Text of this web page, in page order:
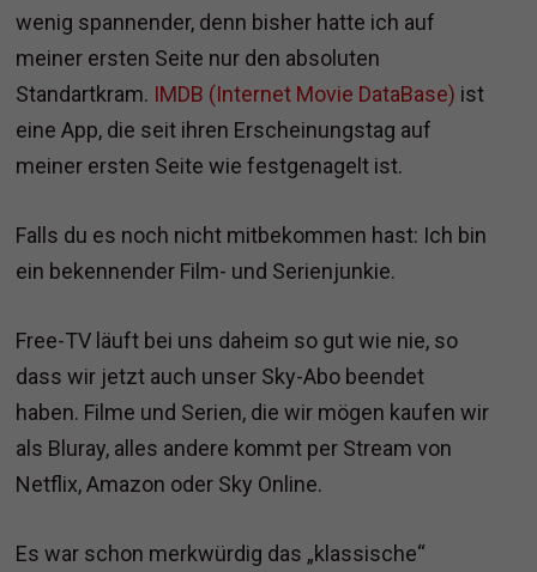
wenig spannender, denn bisher hatte ich auf
meiner ersten Seite nur den absoluten
Standartkram. IMDB (Internet Movie DataBase) ist
eine App, die seit ihren Erscheinungstag auf
meiner ersten Seite wie festgenagelt ist.
Falls du es noch nicht mitbekommen hast: Ich bin
ein bekennender Film- und Serienjunkie.
Free-TV läuft bei uns daheim so gut wie nie, so
dass wir jetzt auch unser Sky-Abo beendet
haben. Filme und Serien, die wir mögen kaufen wir
als Bluray, alles andere kommt per Stream von
Netflix, Amazon oder Sky Online.
Es war schon merkwürdig das „klassische“